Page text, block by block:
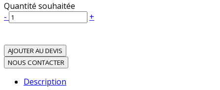
Quantité souhaitée
-
+
AJOUTER AU DEVIS
NOUS CONTACTER
Description